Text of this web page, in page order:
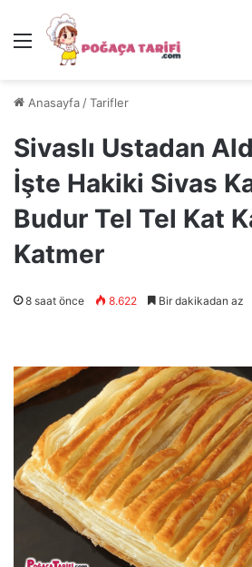
Menü
Anasayfa /Tarifler
Sivaslı Ustadan
İşte Hakiki Sivas
Budur Tel Tel Kat
Katmer
8 saat önce 8.622 Bir dakikadan az